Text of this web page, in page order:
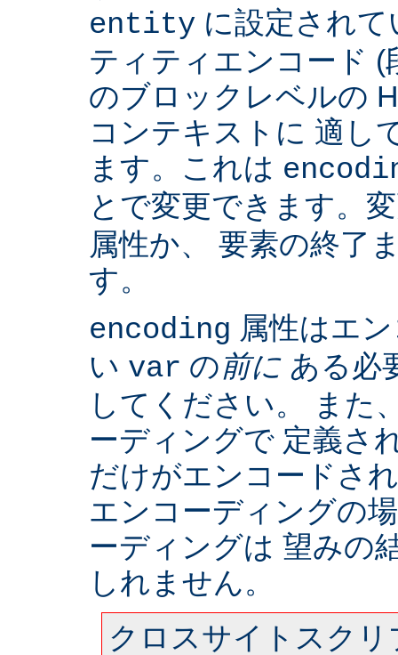
entity に設定され
ティティエンコード
のブロックレベルの
コンテキストに 適し
ます。これは
とで変更できます。
属性か、 要素の終了
す。
encoding 属性はエ
い var の前に ある必
してください。 また
ーディングで 定義さ
だけがエンコードさ
エンコーディングの
ーディングは 望みの
しれません。
クロスサイトスク